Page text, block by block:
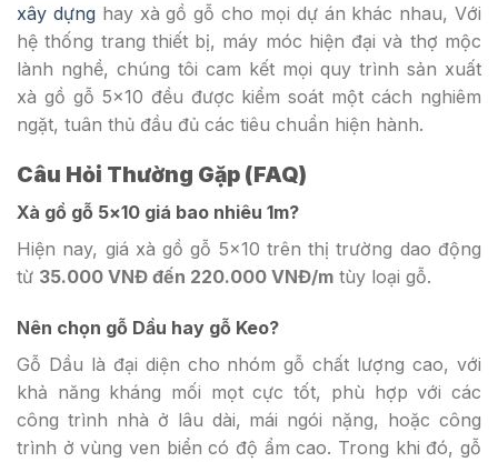
xây dựng hay xà gồ gỗ cho mọi dự án khác nhau, Với
hệ thống trang thiết bị, máy móc hiện đại và thợ mộc
lành nghề, chúng tôi cam kết mọi quy trình sản xuất
xà gồ gỗ 5×10 đều được kiểm soát một cách nghiêm
ngặt, tuân thủ đầu đủ các tiêu chuẩn hiện hành.
Câu Hỏi Thường Gặp (FAQ)
Xà gồ gỗ 5×10 giá bao nhiêu 1m?
Hiện nay, giá xà gồ gỗ 5×10 trên thị trường dao động
từ 35.000 VNĐ đến 220.000 VNĐ/m tùy loại gỗ.
Nên chọn gỗ Dầu hay gỗ Keo?
Gỗ Dầu là đại diện cho nhóm gỗ chất lượng cao, với
khả năng kháng mối mọt cực tốt, phù hợp với các
công trình nhà ở lâu dài, mái ngói nặng, hoặc công
trình ở vùng ven biển có độ ẩm cao. Trong khi đó, gỗ